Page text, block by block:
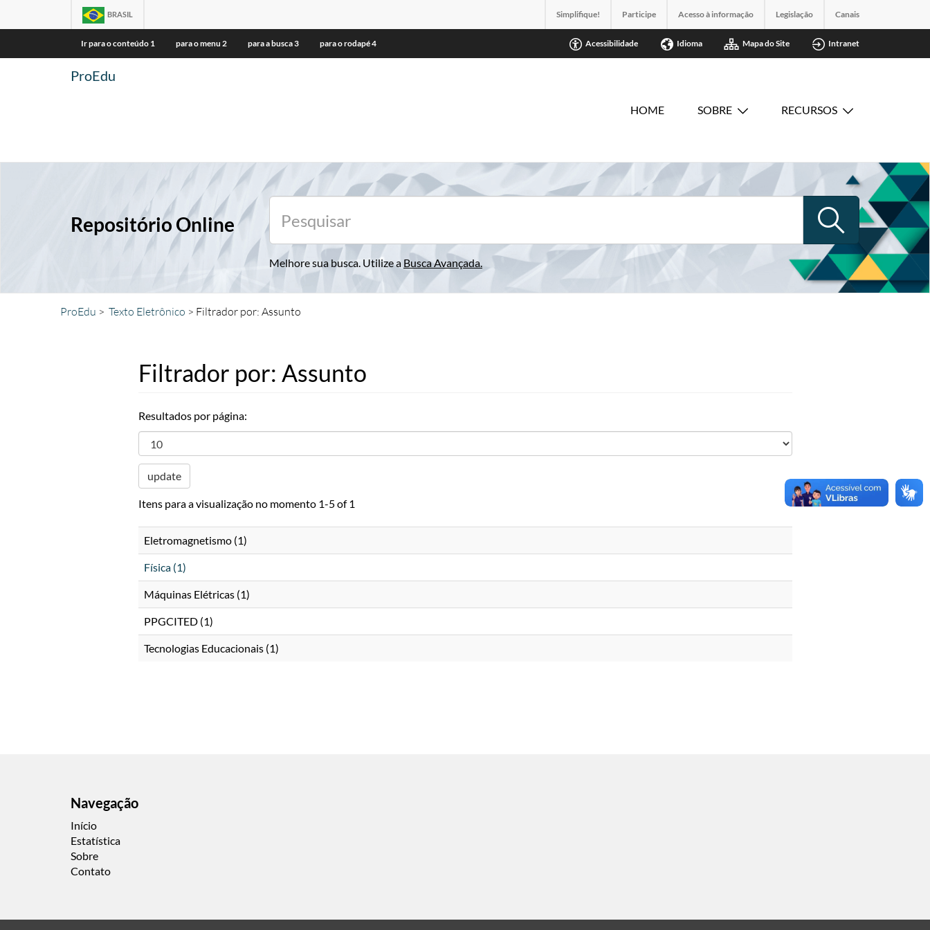
BRASIL Simplifique! Participe Acesso à informação Legislação Canais
Ir para o conteúdo 1 para o menu 2 para a busca3 para o rodapé4 Acessibilidade Idioma Mapa do Site Intranet
ProEdu
HOME SOBRE RECURSOS
Repositório Online
Melhore sua busca. Utilize a Busca Avançada.
ProEdu Texto Eletrônico Filtrador por: Assunto
Filtrador por: Assunto
Resultados por página:
update
Itens para a visualização no momento 1-5 of 1
Eletromagnetismo (1)
Física (1)
Máquinas Elétricas (1)
PPGCITED (1)
Tecnologias Educacionais (1)
Navegação
Início
Estatística
Sobre
Contato